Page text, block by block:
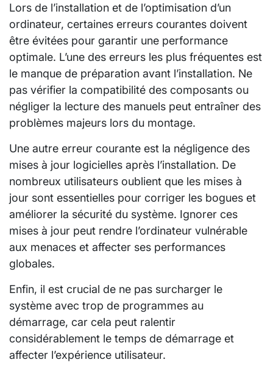
Lors de l’installation et de l’optimisation d’un
ordinateur, certaines erreurs courantes doivent
être évitées pour garantir une performance
optimale. L’une des erreurs les plus fréquentes est
le manque de préparation avant l’installation. Ne
pas vérifier la compatibilité des composants ou
négliger la lecture des manuels peut entraîner des
problèmes majeurs lors du montage.
Une autre erreur courante est la négligence des
mises à jour logicielles après l’installation. De
nombreux utilisateurs oublient que les mises à
jour sont essentielles pour corriger les bogues et
améliorer la sécurité du système. Ignorer ces
mises à jour peut rendre l’ordinateur vulnérable
aux menaces et affecter ses performances
globales.
Enfin, il est crucial de ne pas surcharger le
système avec trop de programmes au
démarrage, car cela peut ralentir
considérablement le temps de démarrage et
affecter l’expérience utilisateur.